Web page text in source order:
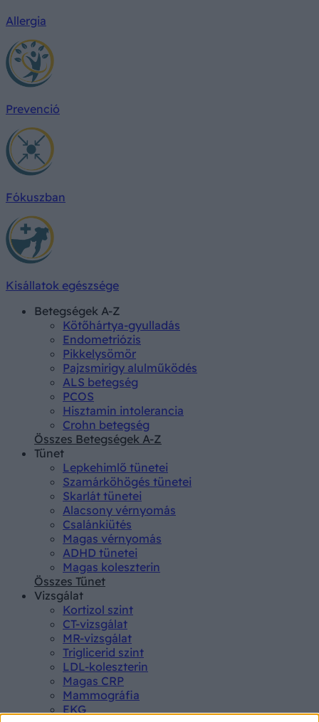
Allergia
Prevenció
Fókuszban
Kisállatok egészsége
Betegségek A-Z
Kötőhártya-gyulladás
Endometriózis
Pikkelysömör
Pajzsmirigy alulműködés
ALS betegség
PCOS
Hisztamin intolerancia
Crohn betegség
Összes Betegségek A-Z
Tünet
Lepkehimlő tünetei
Szamárköhögés tünetei
Skarlát tünetei
Alacsony vérnyomás
Csalánkiütés
Magas vérnyomás
ADHD tünetei
Magas koleszterin
Összes Tünet
Vizsgálat
Kortizol szint
CT-vizsgálat
MR-vizsgálat
Triglicerid szint
LDL-koleszterin
Magas CRP
Mammográfia
EKG